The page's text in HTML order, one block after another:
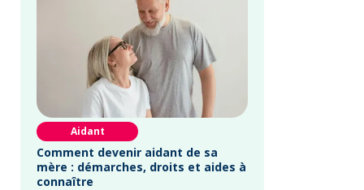
Aidant
Comment devenir aidant de sa
mère : démarches, droits et aides à
connaître